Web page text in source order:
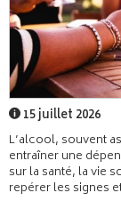
15 juillet 2026
L’alcool, souvent
entraîner une
sur la santé, la vie
repérer les signes